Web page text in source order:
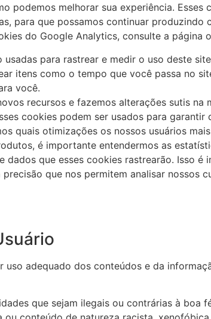
podemos melhorar sua experiência.
para que possamos continuar produzindo
do Google Analytics, consulte a página
usadas para rastrear e medir o uso deste
itens como o tempo que você passa no
você.
recursos e fazemos alterações sutis
cookies podem ser usados para
quais otimizações os nossos usuários
é importante entendermos as
dados que esses cookies rastrearão. Isso
que nos permitem analisar
uso adequado dos conteúdos e da
que sejam ilegais ou contrárias à boa